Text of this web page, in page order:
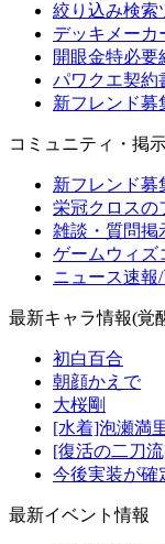
絞り込み検索
デッキメーカ
開眼金特必要
パワクエ契約
新フレンド募
コミュニティ・掲
新フレンド募
栄冠クロスの
雑談・質問掲
ゲームウィズ
ニュース速報
最新キャラ情報(覚
初白百合
朝顔かえで
大桜剛
[水着]泡瀬満
[復活の二刀
今後実装が確
最新イベント情報